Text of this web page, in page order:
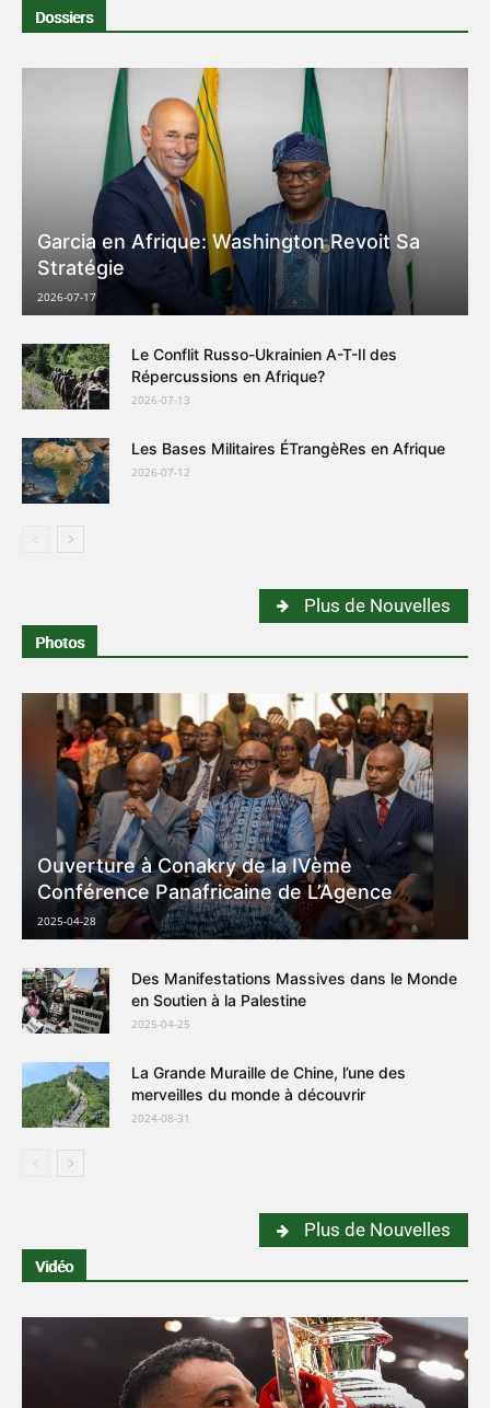
Dossiers
Garcia en Afrique: Washington Revoit Sa
Stratégie
2026-07-17
Le Conflit Russo-Ukrainien A-T-Il des
Répercussions en Afrique?
2026-07-13
Les Bases Militaires ÉTrangèRes en Afrique
2026-07-12
Plus de Nouvelles
Photos
Ouverture à Conakry de la IVème
Conférence Panafricaine de L’Agence
Universitaire de la Francophonie ( Photo )
2025-04-28
Des Manifestations Massives dans le Monde
en Soutien à la Palestine
2025-04-25
La Grande Muraille de Chine, l’une des
merveilles du monde à découvrir
2024-08-31
Plus de Nouvelles
Vidéo